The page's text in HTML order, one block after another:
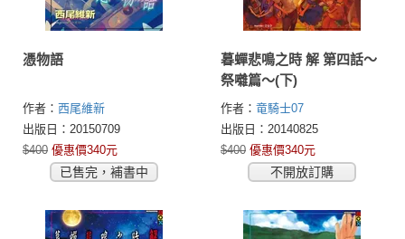
憑物語
作者： 西尾維新
出版日：20150709
$400 優惠價340元
已售完，補書中
暮蟬悲鳴之時 解 第四話～
祭囃篇～(下)
作者： 竜騎士07
出版日：20140825
$400 優惠價340元
不開放訂購